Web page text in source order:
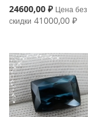
Special
24600,00 ₽ Цена без
скидки 41000,00 ₽